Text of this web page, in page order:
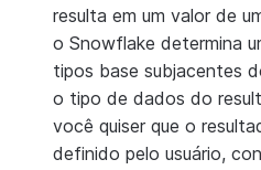
resulta em um valor de
o Snowflake determina
tipos base subjacentes
o tipo de dados do
você quiser que o
definido pelo usuário,